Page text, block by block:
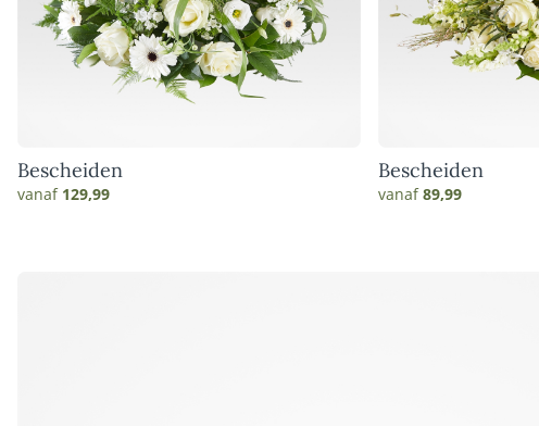
Bescheiden
vanaf 129,99
Bescheiden
vanaf89,99